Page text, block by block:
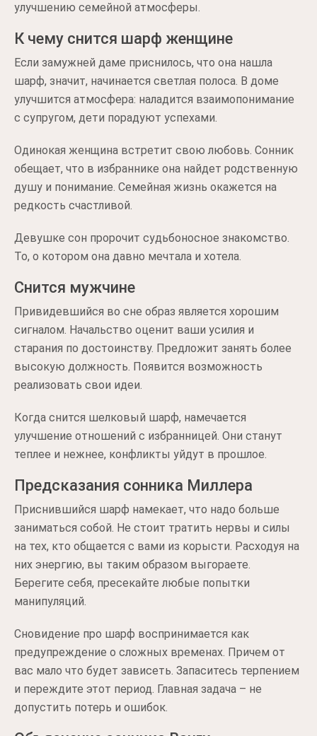
улучшению семейной атмосферы.
К чему снится шарф женщине
Если замужней даме приснилось, что она нашла
шарф, значит, начинается светлая полоса. В доме
улучшится атмосфера: наладится взаимопонимание
с супругом, дети порадуют успехами.
Одинокая женщина встретит свою любовь. Сонник
обещает, что в избраннике она найдет родственную
душу и понимание. Семейная жизнь окажется на
редкость счастливой.
Девушке сон пророчит судьбоносное знакомство.
То, о котором она давно мечтала и хотела.
Снится мужчине
Привидевшийся во сне образ является хорошим
сигналом. Начальство оценит ваши усилия и
старания по достоинству. Предложит занять более
высокую должность. Появится возможность
реализовать свои идеи.
Когда снится шелковый шарф, намечается
улучшение отношений с избранницей. Они станут
теплее и нежнее, конфликты уйдут в прошлое.
Предсказания сонника Миллера
Приснившийся шарф намекает, что надо больше
заниматься собой. Не стоит тратить нервы и силы
на тех, кто общается с вами из корысти. Расходуя на
них энергию, вы таким образом выгораете.
Берегите себя, пресекайте любые попытки
манипуляций.
Сновидение про шарф воспринимается как
предупреждение о сложных временах. Причем от
вас мало что будет зависеть. Запаситесь терпением
и переждите этот период. Главная задача – не
допустить потерь и ошибок.